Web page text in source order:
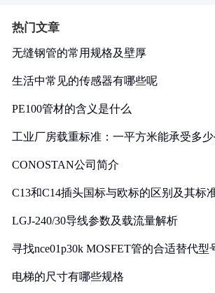
热门文章
无缝钢管的常用规格及壁厚
生活中常见的传感器有哪些呢
PE100管材的含义是什么
工业厂房载重标准：一平方米能承受多
CONOSTAN公司简介
C13和C14插头国标与欧标的区别及其标
LGJ-240/30导线参数及载流量解析
寻找nce01p30k MOSFET管的合适替代型
电梯的尺寸有哪些规格